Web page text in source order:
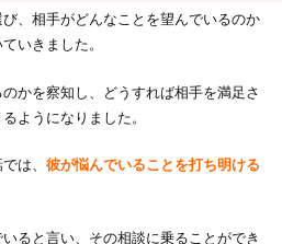
、相手がどんなことを望んでいるのか
いきました。
かを察知し、どうすれば相手を満足さ
ようになりました。
は、 彼が悩んでいることを打ち明ける
ると言い、その相談に乗ることができ